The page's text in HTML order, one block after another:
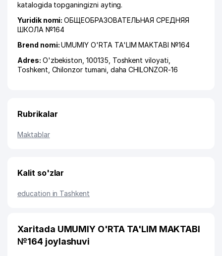
katalogida topganingizni ayting.
Yuridik nomi:ОБЩЕОБРАЗОВАТЕЛЬНАЯ СРЕДНЯЯ
ШКОЛА №164
Brend nomi:UMUMIY O'RTA TA'LIM MAKTABI №164
Adres: O'zbekiston, 100135, Toshkent viloyati
Toshkent Chilonzor tumani daha CHILONZOR-16
Rubrikalar
Maktablar
Kalit so'zlar
education in Tashkent
Xaritada UMUMIY O'RTA TA'LIM MAKTABI
№164 joylashuvi